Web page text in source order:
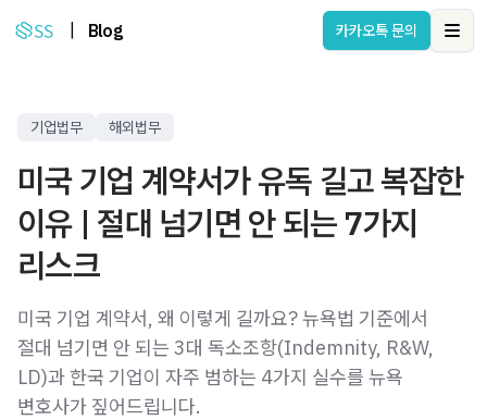
Blog 카카오톡 문의
기업법무 해외법무
미국 기업 계약서가 유독 길고 복잡한
이유 | 절대 넘기면 안 되는 7가지
리스크
미국 기업 계약서, 왜 이렇게 길까요? 뉴욕법 기준에서
절대 넘기면 안 되는 3대 독소조항(Indemnity, R&W,
LD)과 한국 기업이 자주 범하는 4가지 실수를 뉴욕
변호사가 짚어드립니다.